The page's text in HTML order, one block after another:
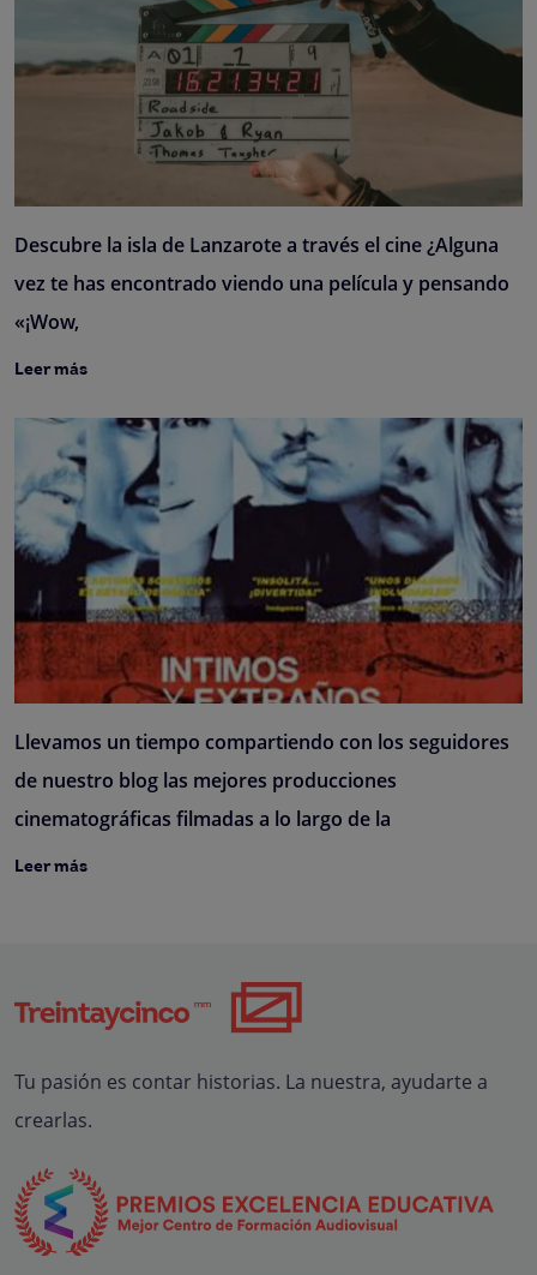
Descubre la isla de Lanzarote a través el cine ¿Alguna
vez te has encontrado viendo una película y pensando
«¡Wow,
Leer más
Llevamos un tiempo compartiendo con los seguidores
de nuestro blog las mejores producciones
cinematográficas filmadas a lo largo de la
Leer más
Tu pasión es contar historias. La nuestra, ayudarte a
crearlas.